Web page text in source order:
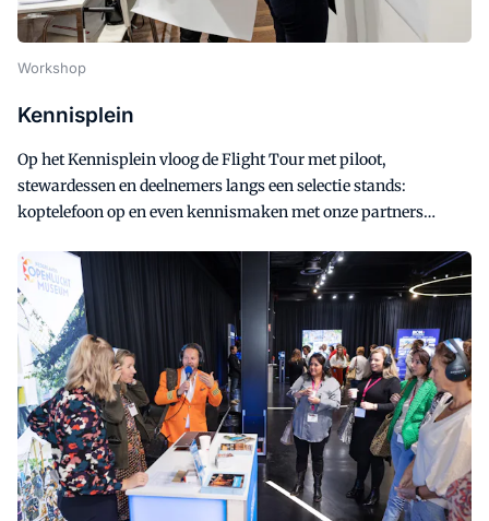
Workshop
Kennisplein
Op het Kennisplein vloog de Flight Tour met piloot,
stewardessen en deelnemers langs een selectie stands:
koptelefoon op en even kennismaken met onze partners…